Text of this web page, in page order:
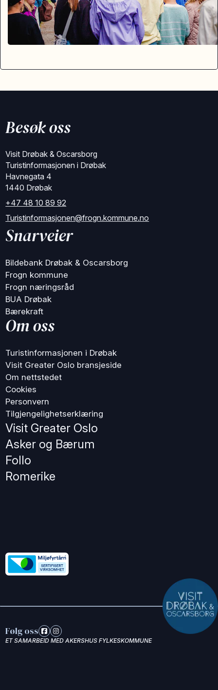
Besøk oss
Visit Drøbak & Oscarsborg
Turistinformasjonen i Drøbak
Havnegata 4
1440 Drøbak
+47 48 10 89 92
Turistinformasjonen@frogn.kommune.no
Snarveier
Bildebank Drøbak & Oscarsborg
Frogn kommune
Frogn næringsråd
BUA Drøbak
Bærekraft
Om oss
Turistinformasjonen i Drøbak
Visit Greater Oslo bransjeside
Om nettstedet
Cookies
Personvern
Tilgjengelighetserklæring
Visit Greater Oslo
Asker og Bærum
Follo
Romerike
Følg oss
ET SAMARBEID MED AKERSHUS FYLKESKOMMUNE